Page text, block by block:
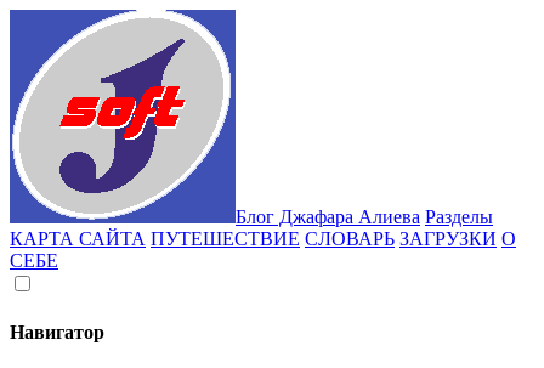
Блог Джафара Алиева Разделы
КАРТА САЙТА ПУТЕШЕСТВИЕ СЛОВАРЬ ЗАГРУЗКИ О
СЕБЕ
Навигатор